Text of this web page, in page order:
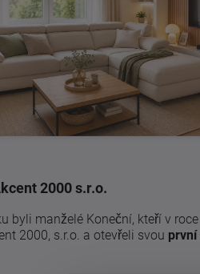
2000 s.r.o.
byli manželé Koneční, kteří v
2000, s.r.o. a otevřeli svou první